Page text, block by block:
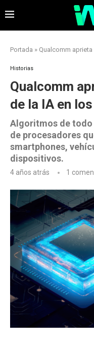
Portada » Qualcomm
Historias
Qualcomm
de la IA en
Algoritmos de
de procesadores
smartphones,
dispositivos.
4 años atrás 1